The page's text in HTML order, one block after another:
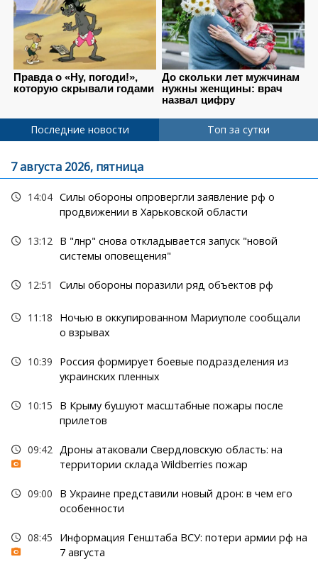
Последние новости Топ за сутки
7 августа 2026, пятница
14:04 Силы обороны опровергли заявление рф о
продвижении в Харьковской области
13:12 В "лнр" снова откладывается запуск "новой
системы оповещения"
12:51 Силы обороны поразили ряд объектов рф
11:18
Ночью в оккупированном Мариуполе сообщали
о взрывах
10:39
Россия формирует боевые подразделения из
украинских пленных
10:15
В Крыму бушуют масштабные пожары после
прилетов
09:42 Дроны атаковали Свердловскую область: на
территории склада Wildberries пожар
09:00
В Украине представили новый дрон: в чем его
особенности
08:45
Информация Генштаба ВСУ: потери армии рф на
7 августа